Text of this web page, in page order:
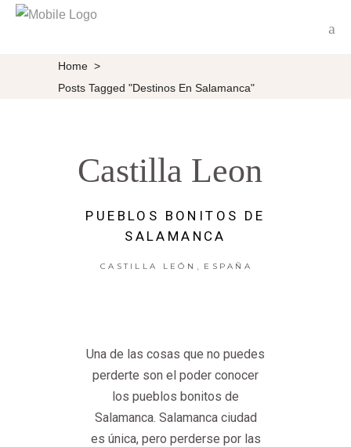
Home >
Posts Tagged "destinos En Salamanca"
Castilla Leon
PUEBLOS BONITOS DE
SALAMANCA
CASTILLA LEÓN ESPAÑA
Una de las cosas que no puedes
perderte son el poder conocer
los pueblos bonitos de
Salamanca. Salamanca ciudad
es única, pero perderse por las